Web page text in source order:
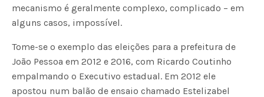
mecanismo é geralmente complexo, complicado – em
alguns casos, impossível.
Tome-se o exemplo das eleições para a prefeitura de
João Pessoa em 2012 e 2016, com Ricardo Coutinho
empalmando o Executivo estadual. Em 2012 ele
apostou num balão de ensaio chamado Estelizabel